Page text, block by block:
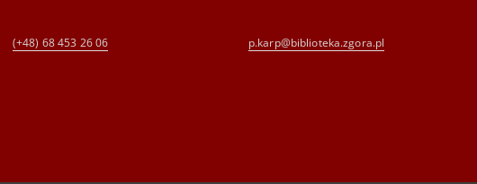
(+48) 68 453 26 06 p.karp@biblioteka.zgora.pl